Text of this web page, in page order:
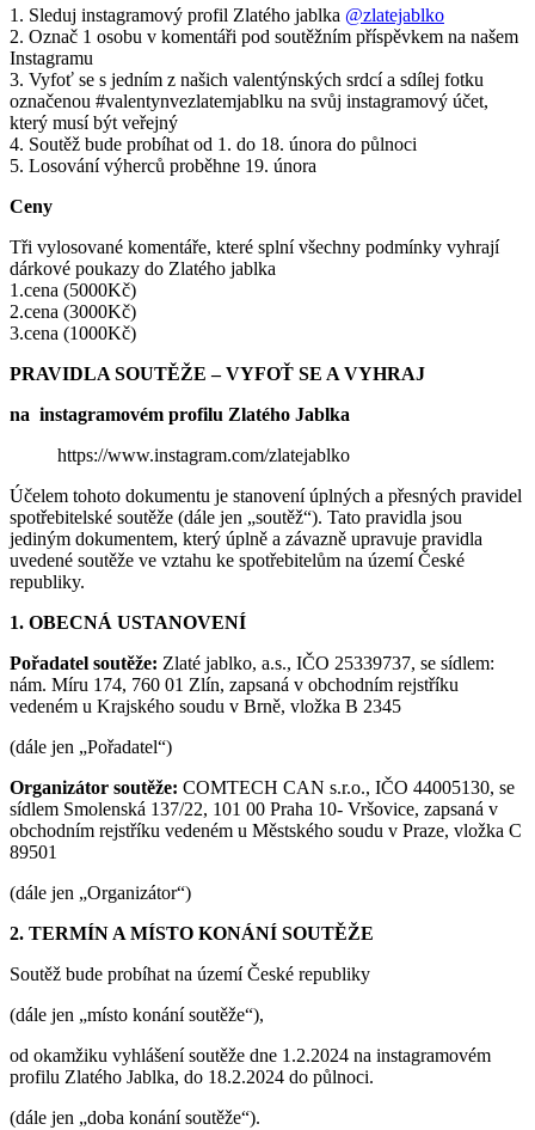
1. Sleduj instagramový profil Zlatého jablka @zlatejablko
2. Označ 1 osobu v komentáři pod soutěžním příspěvkem na našem
Instagramu
3. Vyfoť se s jedním z našich valentýnských srdcí a sdílej fotku
označenou #valentynvezlatemjablku na svůj instagramový účet,
který musí být veřejný
4. Soutěž bude probíhat od 1. do 18. února do půlnoci
5. Losování výherců proběhne 19. února
Ceny
Tři vylosované komentáře, které splní všechny podmínky vyhrají
dárkové poukazy do Zlatého jablka
1.cena (5000Kč)
2.cena (3000Kč)
3.cena (1000Kč)
PRAVIDLA SOUTĚŽE –VYFOŤ SE A VYHRAJ
na instagramovém profilu Zlatého Jablka
https://www.instagram.com/zlatejablko
Účelem tohoto dokumentu je stanovení úplných a přesných pravidel
spotřebitelské soutěže (dále jen „soutěž“). Tato pravidla jsou
jediným dokumentem, který úplně a závazně upravuje pravidla
uvedené soutěže ve vztahu ke spotřebitelům na území České
republiky.
1. OBECNÁ USTANOVENÍ
Pořadatel soutěže: Zlaté jablko, a.s., IČO 25339737, se sídlem:
nám. Míru 174, 760 01 Zlín, zapsaná v obchodním rejstříku
vedeném u Krajského soudu v Brně, vložka B 2345
(dále jen „Pořadatel“)
Organizátor soutěže: COMTECH CAN s.r.o., IČO 44005130, se
sídlem Smolenská 137/22, 101 00 Praha 10- Vršovice, zapsaná v
obchodním rejstříku vedeném u Městského soudu v Praze, vložka C
89501
(dále jen „Organizátor“)
2. TERMÍN A MÍSTO KONÁNÍ SOUTĚŽE
Soutěž bude probíhat na území České republiky
(dále jen „místo konání soutěže“),
od okamžiku vyhlášení soutěže dne 1.2.2024 na instagramovém
profilu Zlatého Jablka, do 18.2.2024 do půlnoci.
(dále jen „doba konání soutěže“).